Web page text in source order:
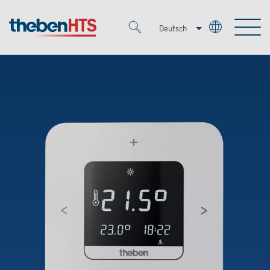
Deutsch
Italiano
KNX
Präsenzmelder & Bewegungsmelder
Ansprechpartner OEM
Zeit- und Lichtsteuerung
DALI-2 Lichtsteuerung
Mediathek